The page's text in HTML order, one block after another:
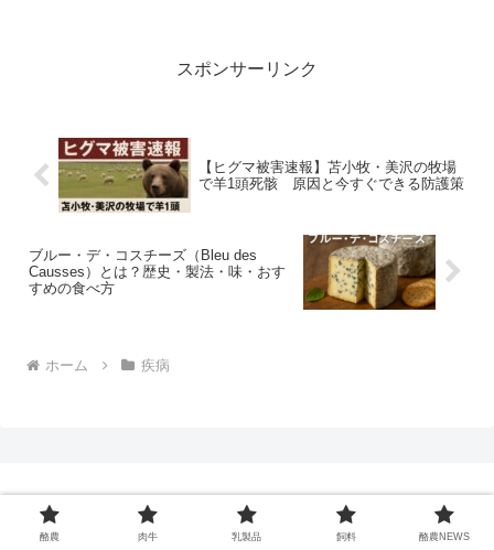
スポンサーリンク
【ヒグマ被害速報】苫小牧・美沢の牧場
で羊1頭死骸 原因と今すぐできる防護策
ブルー・デ・コスチーズ（Bleu des
Causses）とは？歴史・製法・味・おす
すめの食べ方
ホーム 疾病
酪農 肉牛 乳製品 飼料 酪農NEWS